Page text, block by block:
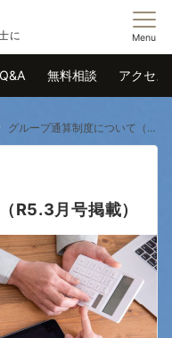
に Menu
無料相談 アクセス
グループ通算制度について（R5.3月号掲載）
R5.3月号掲載）